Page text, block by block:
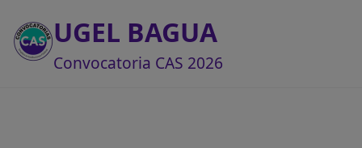
UGEL BAGUA
Convocatoria CAS 2026